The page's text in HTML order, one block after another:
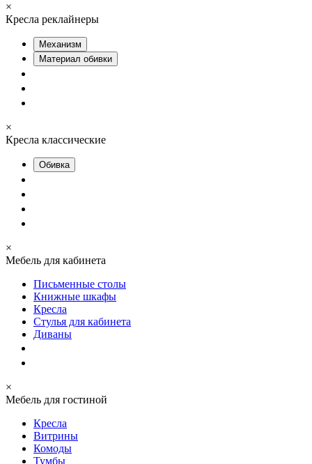
×
Кресла реклайнеры
Механизм
Материал обивки
×
Кресла классические
Обивка
×
Мебель для кабинета
Письменные столы
Книжные шкафы
Кресла
Стулья для кабинета
Диваны
×
Мебель для гостиной
Кресла
Витрины
Комоды
Тумбы